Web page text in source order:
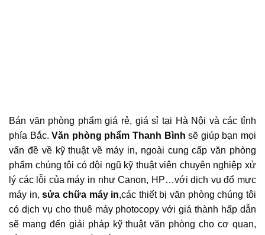
Bán văn phòng phẩm giá rẻ, giá sỉ tại Hà Nội và các tỉnh
phía Bắc. Văn phòng phẩm Thanh Bình sẽ giúp bạn mọi
vấn đề về kỹ thuật về máy in, ngoài cung cấp văn phòng
phẩm chúng tôi có đội ngũ kỹ thuật viên chuyên nghiệp xử
lý các lỗi của máy in như Canon, HP…với dịch vụ đổ mực
máy in,sửa chữa máy in,các thiết bị văn phòng chúng tôi
có dịch vụ cho thuê máy photocopy với giá thành hấp dẫn
sẽ mang đến giải pháp kỹ thuật văn phòng cho cơ quan,